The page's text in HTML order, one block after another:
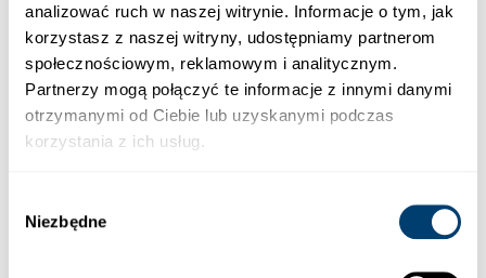
analizować ruch w naszej witrynie. Informacje o tym, jak
korzystasz z naszej witryny, udostępniamy partnerom
społecznościowym, reklamowym i analitycznym.
Partnerzy mogą połączyć te informacje z innymi danymi
otrzymanymi od Ciebie lub uzyskanymi podczas
korzystania z ich usług.
zgody
Niezbędne
03/01/2026
Łatwa rezerwacja online. Świetna obsługa i bardzo
rozsądna cena. Na pewno skorzystam ponownie. Bardzo
Zobacz w Google